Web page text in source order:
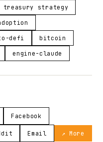
treasury strategy
defi bitcoin
engine-claude
Facebook
Email ↗ More